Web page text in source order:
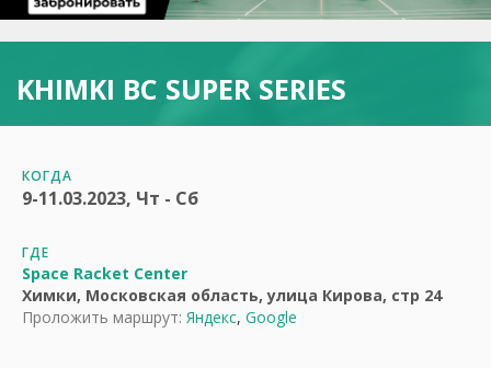
KHIMKI BC SUPER SERIES
КОГДА
9-11.03.2023, Чт - Сб
ГДЕ
Space Racket Center
Химки, Московская область, улица Кирова, стр 24
Проложить маршрут: Яндекс, Google